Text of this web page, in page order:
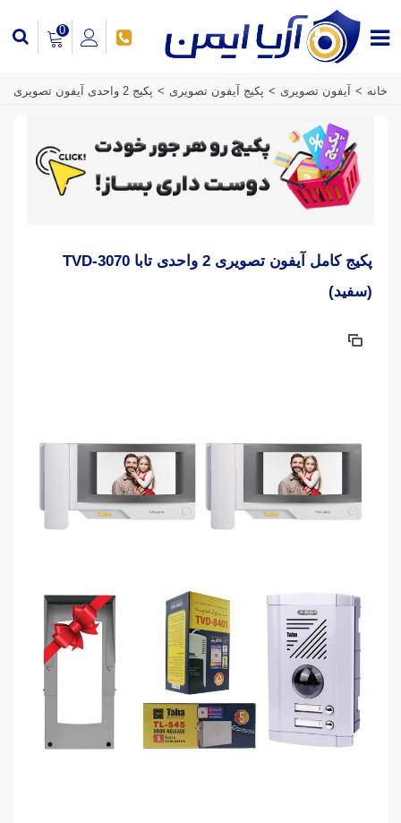
0
خانه > آیفون تصویری > پکیج آیفون تصویری > پکیج 2 واحدی آیفون تصویری
پکیج کامل آیفون تصویری 2 واحدی تابا TVD-3070
(سفید)